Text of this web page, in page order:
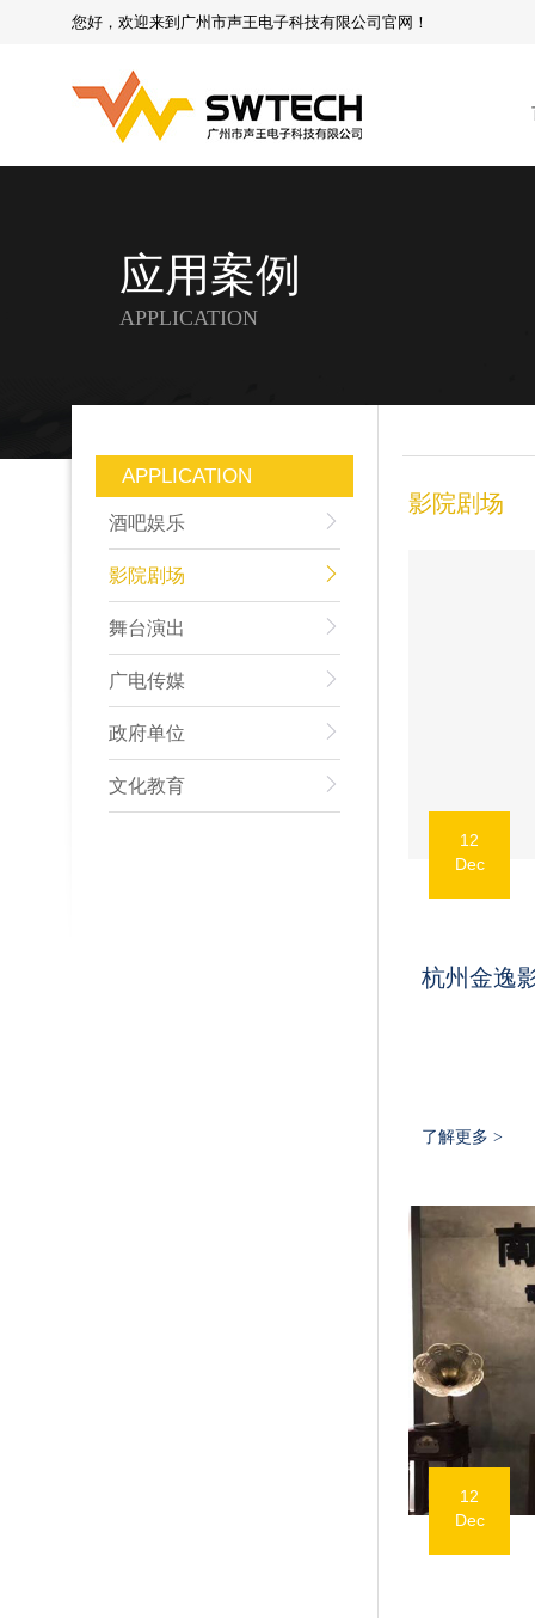
您好，欢迎来到广州市声王电子科技有限公司官网！
应用案例
APPLICATION
APPLICATION
酒吧娱乐
影院剧场
舞台演出
广电传媒
政府单位
文化教育
影院剧场
杭州金逸
了解更多 >
12
Dec
12
Dec